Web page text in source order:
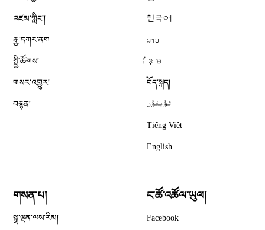
འཛམ་གླིང༌།
རྒྱ་དཀར་ནག
སྤྱི་ཚོགས།
གསར་འགྱུར།
བརྙན།
한국어
ລາວ
ខ្មែ
བོད་སྐད།
ئۇيغۇر
Tiếng Việt
English
གསན་པ།
སྒྲ་ལྡན་ལས་རིམ།
ང་ཚོ་འཚོལ་ཡུལ།
Facebook